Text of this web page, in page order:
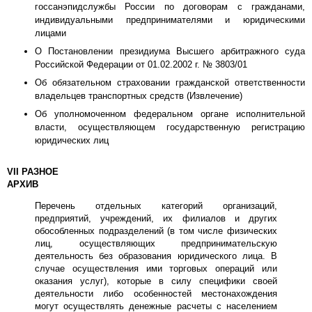
госсанэпидслужбы России по договорам с гражданами,
индивидуальными предпринимателями и юридическими
лицами
О Постановлении президиума Высшего арбитражного суда
Российской Федерации от 01.02.2002 г. № 3803/01
Об обязательном страховании гражданской ответственности
владельцев транспортных средств (Извлечение)
Об уполномоченном федеральном органе исполнительной
власти, осуществляющем государственную регистрацию
юридических лиц
VII РАЗНОЕ
АРХИВ
Перечень отдельных категорий организаций,
предприятий, учреждений, их филиалов и других
обособленных подразделений (в том числе физических
лиц, осуществляющих предпринимательскую
деятельность без образования юридического лица. В
случае осуществления ими торговых операций или
оказания услуг), которые в силу специфики своей
деятельности либо особенностей местонахождения
могут осуществлять денежные расчеты с населением